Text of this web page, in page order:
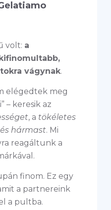
volt: a
vágynak.
elégedtek meg
– keresik az
, a tökéletes
hármast. Mi
reagáltunk a
finom. Ez egy
a partnereink
a pultba.